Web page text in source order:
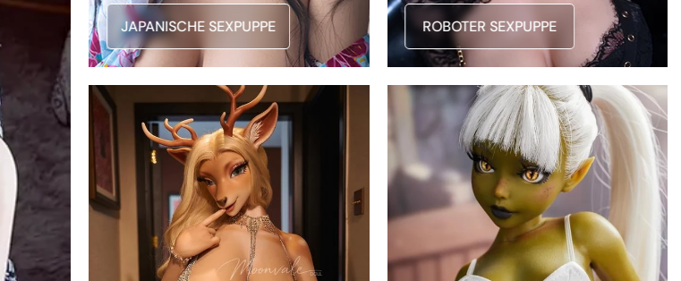
JAPANISCHE SEXPUPPE ROBOTER SEXPUPPE